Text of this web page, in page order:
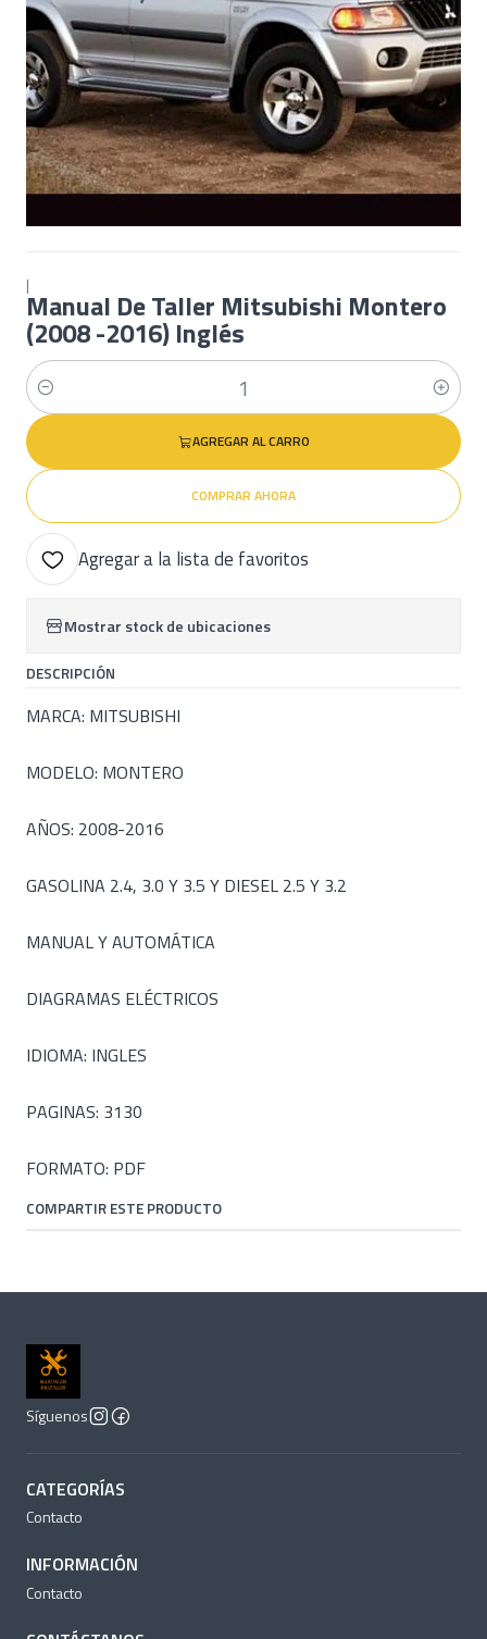
|
Manual De Taller Mitsubishi Montero
(2008 -2016) Inglés
Cantidad
AGREGAR AL CARRO
COMPRAR AHORA
Agregar a la lista de favoritos
Mostrar stock de ubicaciones
DESCRIPCIÓN
MARCA: MITSUBISHI
MODELO: MONTERO
AÑOS: 2008-2016
GASOLINA 2.4, 3.0 Y 3.5 Y DIESEL 2.5 Y 3.2
MANUAL Y AUTOMÁTICA
DIAGRAMAS ELÉCTRICOS
IDIOMA: INGLES
PAGINAS: 3130
FORMATO: PDF
COMPARTIR ESTE PRODUCTO
Síguenos
CATEGORÍAS
Contacto
INFORMACIÓN
Contacto